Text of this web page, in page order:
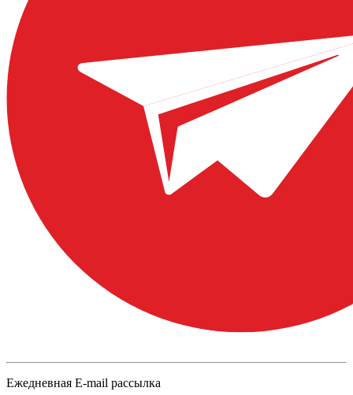
Ежедневная E-mail рассылка